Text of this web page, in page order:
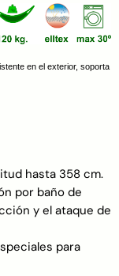
en el exterior, soporta
hasta 358 cm.
por baño de
y el ataque de
para